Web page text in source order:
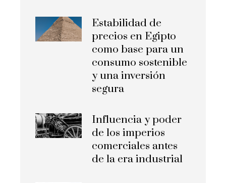
Estabilidad de
precios en Egipto
como base para un
consumo sostenible
y una inversión
segura
Influencia y poder
de los imperios
comerciales antes
de la era industrial